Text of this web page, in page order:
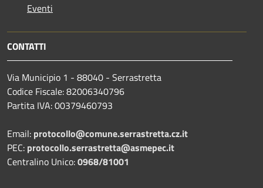
Eventi
CONTATTI
Via Municipio 1 - 88040 - Serrastretta
Codice Fiscale: 82006340796
Partita IVA: 00379460793
Email: protocollo@comune.serrastretta.cz.it
PEC: protocollo.serrastretta@asmepec.it
Centralino Unico:0968/81001